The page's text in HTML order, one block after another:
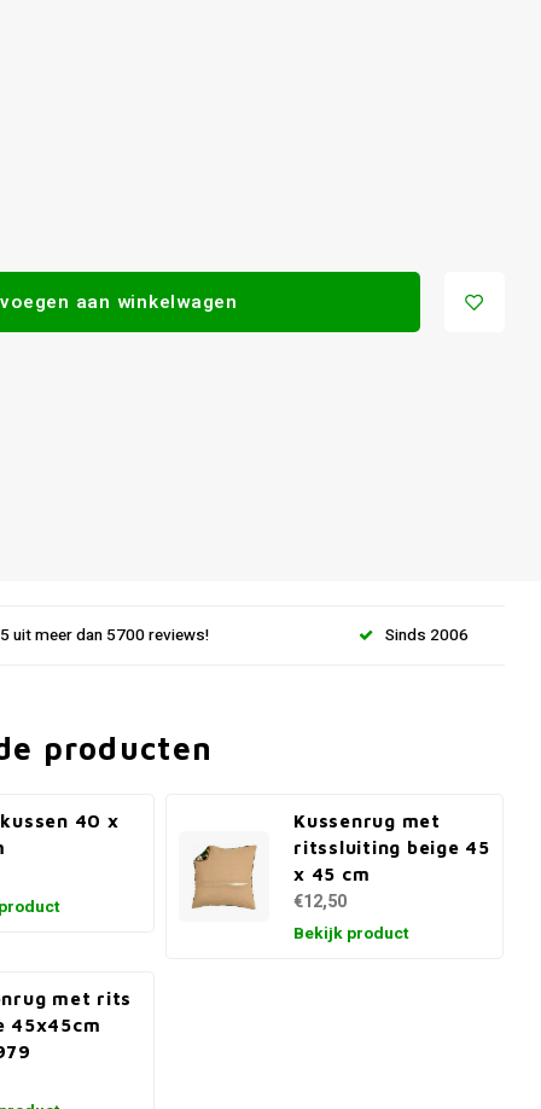
aan winkelwagen
uit meer dan 5700 reviews! Sinds 2006
producten
40 x
Kussenrug met
ritssluiting beige 45
x 45 cm
€12,50
Bekijk product
met rits
45x45cm